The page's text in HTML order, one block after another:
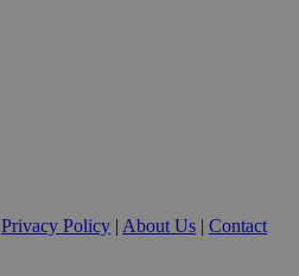
Privacy Policy | About Us | Contact